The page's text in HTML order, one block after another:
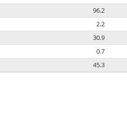
96.2
2.2
30.9
0.7
45.3